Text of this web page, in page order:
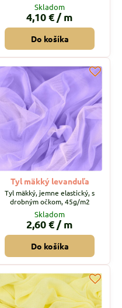
Skladom
4,10 € / m
Do košíka
Tyl mäkký levanduľa
Tyl mäkký, jemne elastický, s
drobným očkom, 45g/m2
Skladom
2,60 € / m
Do košíka